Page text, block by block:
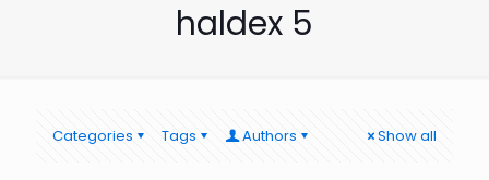
haldex 5
Categories Tags Authors Show all